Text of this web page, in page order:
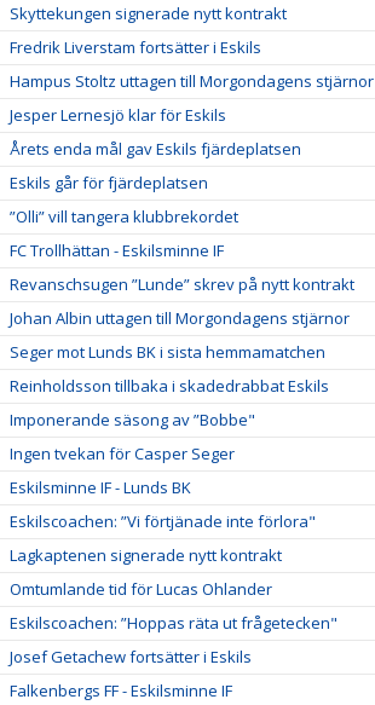
Skyttekungen signerade nytt kontrakt
Fredrik Liverstam fortsätter i Eskils
Hampus Stoltz uttagen till Morgondagens stjärnor
Jesper Lernesjö klar för Eskils
Årets enda mål gav Eskils fjärdeplatsen
Eskils går för fjärdeplatsen
”Olli” vill tangera klubbrekordet
FC Trollhättan - Eskilsminne IF
Revanschsugen ”Lunde” skrev på nytt kontrakt
Johan Albin uttagen till Morgondagens stjärnor
Seger mot Lunds BK i sista hemmamatchen
Reinholdsson tillbaka i skadedrabbat Eskils
Imponerande säsong av ”Bobbe"
Ingen tvekan för Casper Seger
Eskilsminne IF - Lunds BK
Eskilscoachen: ”Vi förtjänade inte förlora"
Lagkaptenen signerade nytt kontrakt
Omtumlande tid för Lucas Ohlander
Eskilscoachen: ”Hoppas räta ut frågetecken"
Josef Getachew fortsätter i Eskils
Falkenbergs FF - Eskilsminne IF